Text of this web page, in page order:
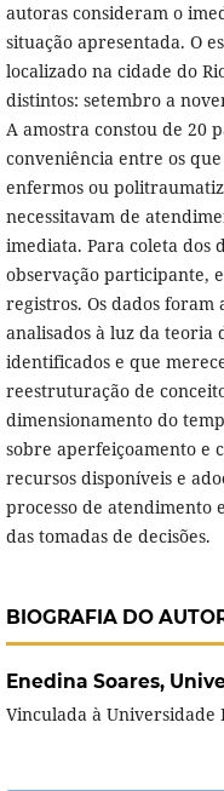
autoras consideram o
situação apresentada. O
localizado na cidade do
distintos: setembro a
A amostra constou de 20
conveniência entre os
enfermos ou
necessitavam de
imediata. Para coleta dos
observação participante,
registros. Os dados
analisados à luz da teoria
identificados e que
reestruturação de
dimensionamento do
sobre aperfeiçoamento e
recursos disponíveis e
processo de atendimento
das tomadas de decisões.
BIOGRAFIA DO
Enedina Soares,
Vinculada à Universidade